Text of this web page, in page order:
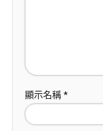
顯示名稱 *